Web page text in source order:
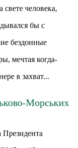
свете человека,
бы с
бездонные
мечтая когда-
в захват...
Морських
Президента